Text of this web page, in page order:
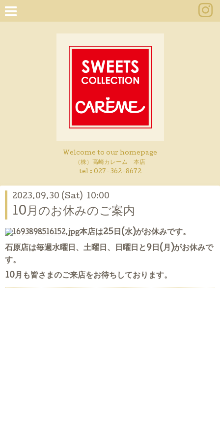
Welcome to our homepage
（株）高崎カレーム 本店
tel : 027-362-8672
2023.09.30 (Sat) 10:00
10月のお休みのご案内
本店は25日(水)がお休みです。
石原店は毎週水曜日、土曜日、日曜日と9日(月)がお休みで
す。
10月も皆さまのご来店をお待ちしております。